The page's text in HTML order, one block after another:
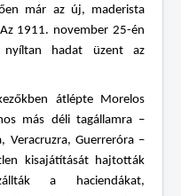
már az új, maderista
1911. november 25-én
nyíltan hadat üzent az
átlépte Morelos
más déli tagállamra –
Veracruzra, Guerreróra –
kisajátítását hajtották
a haciendákat,